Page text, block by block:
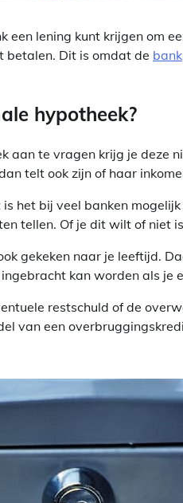
lening kunt krijgen om
betalen. Dit is omdat de bank
hypotheek?
aan te vragen krijg je deze
telt ook zijn of haar
het bij veel banken
tellen. Of je dit wilt of niet
gekeken naar je leeftijd.
kan worden als je
restschuld of de
van een